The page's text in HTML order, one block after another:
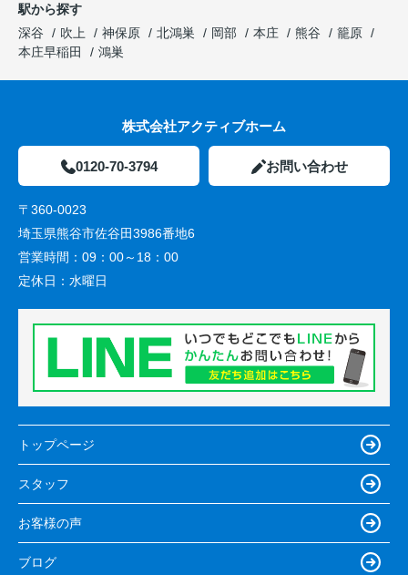
駅から探す
深谷
吹上 神保原 北鴻巣 岡部 本庄 熊谷
籠原
本庄早稲田
鴻巣
株式会社アクティブホーム
0120-70-3794 お問い合わせ
〒360-0023
埼玉県熊谷市佐谷田3986番地6
営業時間： 09：00～18：00
定休日： 水曜日
トップページ
スタッフ
お客様の声
ブログ